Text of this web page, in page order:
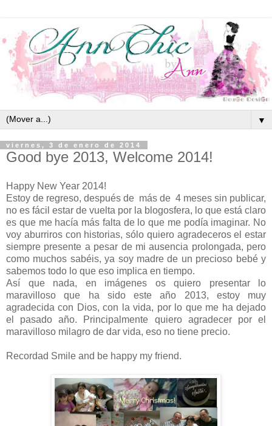
▼
viernes, 3 de enero de 2014
Good bye 2013, Welcome 2014!
Happy New Year 2014!
Estoy de regreso, después de más de 4 meses sin publicar,
no es fácil estar de vuelta por la blogosfera, lo que está claro
es que me hacía más falta de lo que me podía imaginar. No
voy aburriros con historias, sólo quiero agradeceros el estar
siempre presente a pesar de mi ausencia prolongada, pero
como muchos sabéis, ya soy madre de un precioso bebé y
sabemos todo lo que eso implica en tiempo.
Así que nada, en imágenes os quiero presentar lo
maravilloso que ha sido este año 2013, estoy muy
agradecida con Dios, con la vida, por lo que me ha dejado
el pasado año. Principalmente quiero agradecer por el
maravilloso milagro de dar vida, eso no tiene precio.
Recordad Smile and be happy my friend.